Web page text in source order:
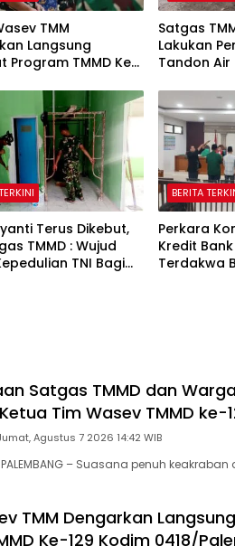
TMM
Langsung
Program TMMD Ke-
Satgas
Lakukan
Tandon Air
Terus Dikebut,
TMMD : Wujud
TNI Bagi
BERITA
Perkara
Kredit Bank
Terdakwa
Satgas TMMD dan
Tim Wasev TMMD ke-
Agustus 7 2026 14:42 WIB
PALEMBANG – Suasana penuh
TMM Dengarkan
Ke-129 Kodim 0418/